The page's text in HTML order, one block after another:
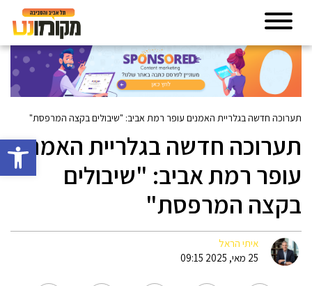
פתח
תערוכה חדשה בגלריית האמנים עופר רמת אביב: "שיבולים בקצה המרפסת"
תערוכה חדשה בגלריית האמנים
עופר רמת אביב: "שיבולים
בקצה המרפסת"
איתי הראל
25 מאי, 2025 09:15